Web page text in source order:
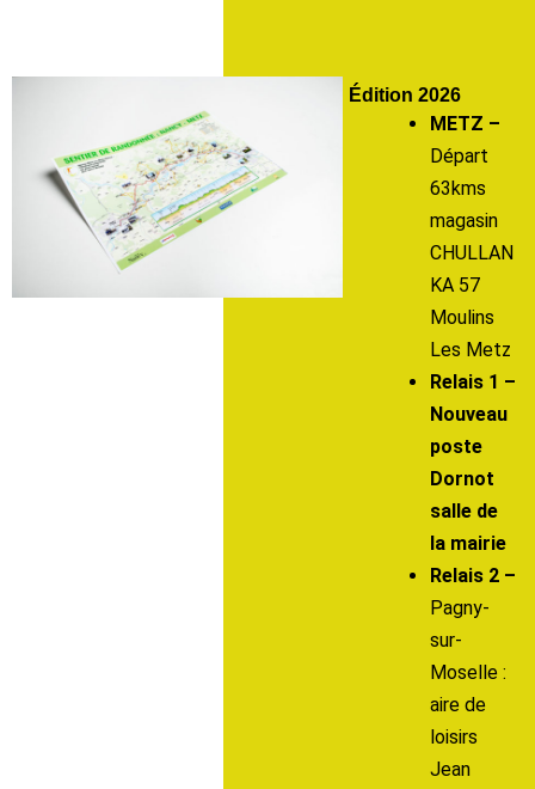
Édition 2026
METZ –
Départ
63kms
magasin
CHULLAN
KA 57
Moulins
Les Metz
Relais 1 –
Nouveau
poste
Dornot
salle de
la mairie
Relais 2 –
Pagny-
sur-
Moselle :
aire de
loisirs
Jean